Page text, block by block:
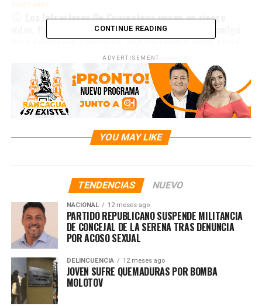
DON'T MISS
Los Infractores De Cuarentena ponen en riesgo
vidas. Por eso, es fundamental la Ley que se promulgó
para endurecer sanciones, que contempla entre otras
CONTINUE READING
ADVERTISEMENT
YOU MAY LIKE
TENDENCIAS NUEVO
NACIONAL 12 meses ago
PARTIDO REPUBLICANO SUSPENDE MILITANCIA
DE CONCEJAL DE LA SERENA TRAS DENUNCIA
POR ACOSO SEXUAL
DELINCUENCIA 12 meses ago
JOVEN SUFRE QUEMADURAS POR BOMBA
MOLOTOV